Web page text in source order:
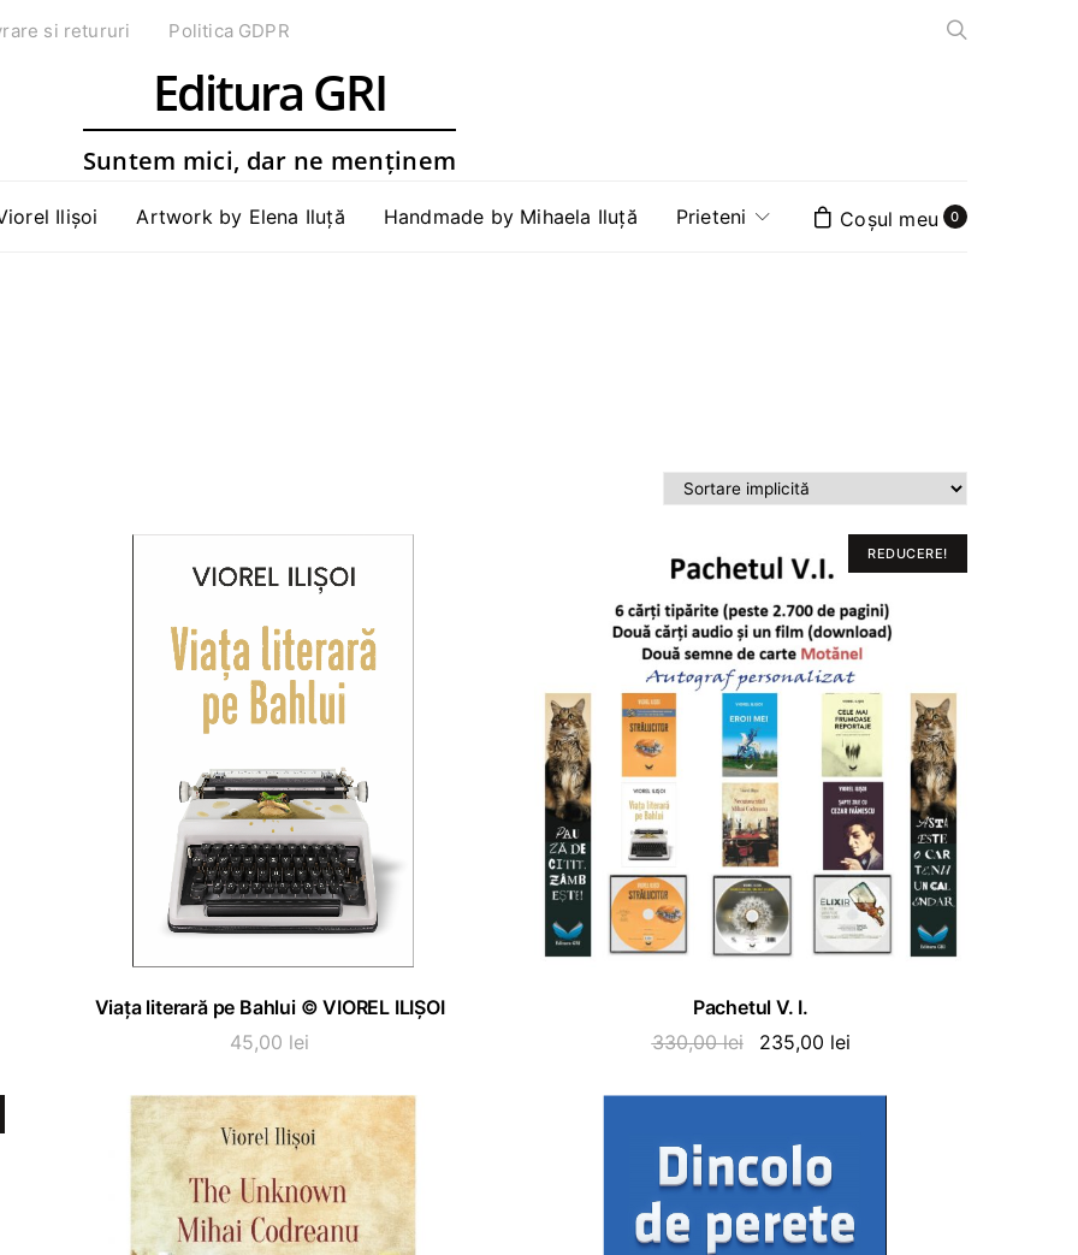
si retururi Politica GDPR
Editura GRI
Suntem mici, dar ne menținem
Ilișoi Artwork by Elena Iluță Handmade by Mihaela Iluță Prieteni 0
ADAUGĂ ÎN COȘ
Viața literară pe Bahlui © VIOREL ILIȘOI
45,00 lei
REDUCERE!
ADAUGĂ ÎN COȘ
Pachetul V. I.
330,00lei
Prețul
a
330,00 lei.
235,00 leiPrețul
este: